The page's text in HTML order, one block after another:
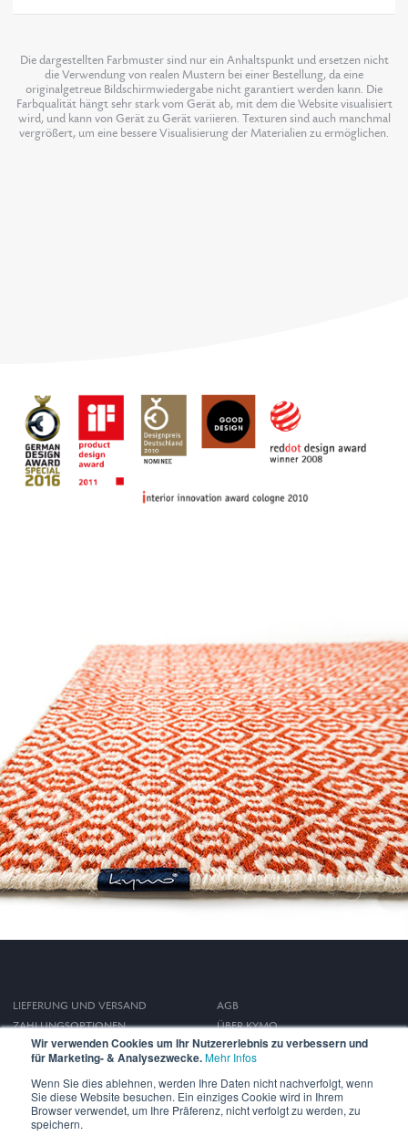
Wir verwenden Cookies um Ihr Nutzererlebnis zu verbessern und
für Marketing- & Analysezwecke.Mehr Infos
Wenn Sie dies ablehnen, werden Ihre Daten nicht nachverfolgt, wenn
Sie diese Website besuchen. Ein einziges Cookie wird in Ihrem
Browser verwendet, um Ihre Präferenz, nicht verfolgt zu werden, zu
speichern.
Die dargestellten Farbmuster sind nur ein Anhaltspunkt und ersetzen nicht
die Verwendung von realen Mustern bei einer Bestellung, da eine
originalgetreue Bildschirmwiedergabe nicht garantiert werden kann. Die
Farbqualität hängt sehr stark vom Gerät ab, mit dem die Website visualisiert
wird, und kann von Gerät zu Gerät variieren. Texturen sind auch manchmal
vergrößert, um eine bessere Visualisierung der Materialien zu ermöglichen.
LIEFERUNG UND VERSAND
ZAHLUNGSOPTIONEN
WIDERRUFSRECHT
AGB
ÜBER KYMO
IMPRESSUM
DATENSCHUTZ